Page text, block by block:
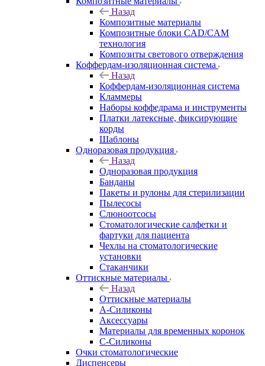
Назад
Композитные материалы
Композитные блоки CAD/СAM
технология
Композиты светового отверждения
Коффердам-изоляционная система
Назад
Коффердам-изоляционная система
Кламмеры
Наборы коффедрама и инструменты
Платки латексные, фиксирующие
корды
Шаблоны
Одноразовая продукция
Назад
Одноразовая продукция
Банданы
Пакеты и рулоны для стерилизации
Пылесосы
Слюноотсосы
Стоматологические салфетки и
фартуки для пациента
Чехлы на стоматологические
установки
Стаканчики
Оттискные материалы
Назад
Оттискные материалы
А-Силиконы
Аксессуары
Материалы для временных коронок
С-Силиконы
Очки стоматологические
Диспенсеры